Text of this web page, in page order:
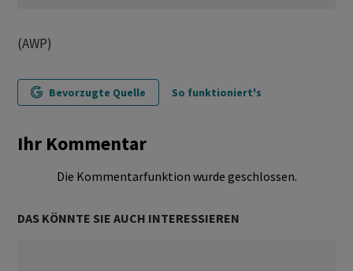
(AWP)
Bevorzugte Quelle So funktioniert's
Ihr Kommentar
Die Kommentarfunktion wurde geschlossen.
DAS KÖNNTE SIE AUCH INTERESSIEREN